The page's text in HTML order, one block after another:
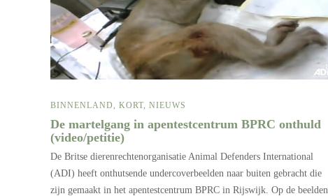
BINNENLAND, KORT, NIEUWS
De martelgang in apentestcentrum BPRC onthuld
(video/petitie)
De Britse dierenrechtenorganisatie Animal Defenders International
(ADI) heeft onthutsende undercoverbeelden naar buiten gebracht die
zijn gemaakt in het apentestcentrum BPRC in Rijswijk. Op de beelden